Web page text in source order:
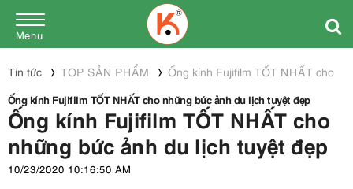
Menu
Tin tức TOP SẢN PHẨM
Ống kính Fujifilm TỐT NHẤT cho
Ống kính Fujifilm TỐT NHẤT cho những bức ảnh du lịch tuyệt đẹp
Ống kính Fujifilm TỐT NHẤT cho
những bức ảnh du lịch tuyệt đẹp
10/23/2020 10:16:50 AM